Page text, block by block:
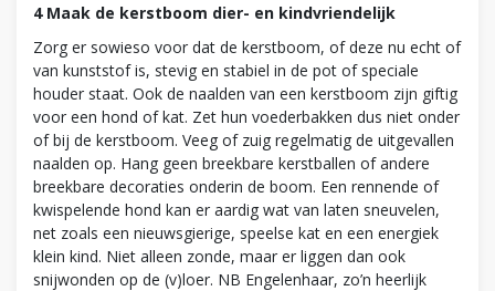
4 Maak de kerstboom dier- en kindvriendelijk
Zorg er sowieso voor dat de kerstboom, of deze nu echt of
van kunststof is, stevig en stabiel in de pot of speciale
houder staat. Ook de naalden van een kerstboom zijn giftig
voor een hond of kat. Zet hun voederbakken dus niet onder
of bij de kerstboom. Veeg of zuig regelmatig de uitgevallen
naalden op. Hang geen breekbare kerstballen of andere
breekbare decoraties onderin de boom. Een rennende of
kwispelende hond kan er aardig wat van laten sneuvelen,
net zoals een nieuwsgierige, speelse kat en een energiek
klein kind. Niet alleen zonde, maar er liggen dan ook
snijwonden op de (v)loer. NB Engelenhaar, zo’n heerlijk